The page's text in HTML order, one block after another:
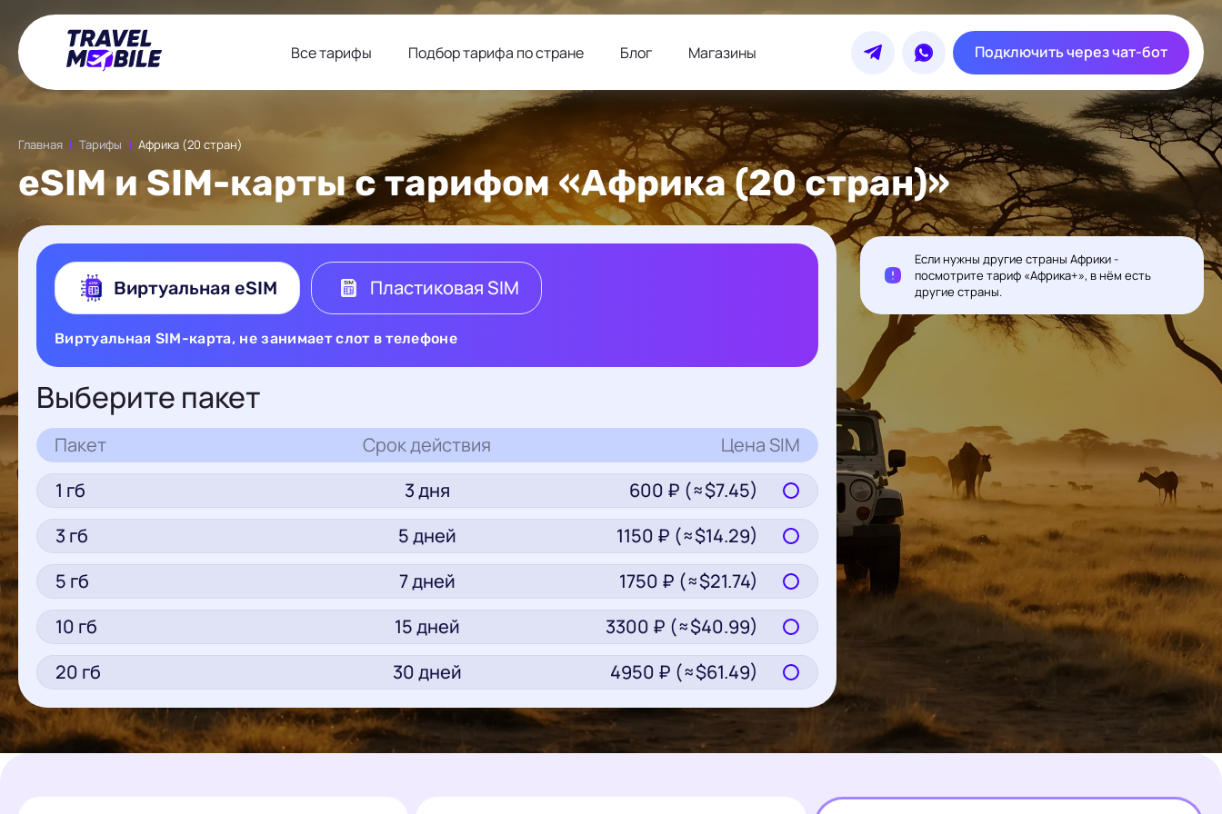
Все тарифы Подбор тарифа по стране Блог Магазины Подключить через чат-бот
Главная Тарифы Африка (20 стран)
eSIM и SIM-карты с тарифом «Африка (20 стран)»
Виртуальная eSIM Пластиковая SIM
Виртуальная SIM-карта, не занимает слот в телефоне
Выберите пакет
Пакет Срок действия Цена SIM
1 гб 3дня 600 ₽ (≈$7.45)
3 гб 5дней 1150 ₽ (≈$14.29)
5 гб 7дней 1750 ₽ (≈$21.74)
10 гб 15дней 3300 ₽ (≈$40.99)
20 гб 30дней 4950 ₽ (≈$61.49)
Если нужны другие страны Африки -
посмотрите тариф «Африка+», в нём есть
другие страны.